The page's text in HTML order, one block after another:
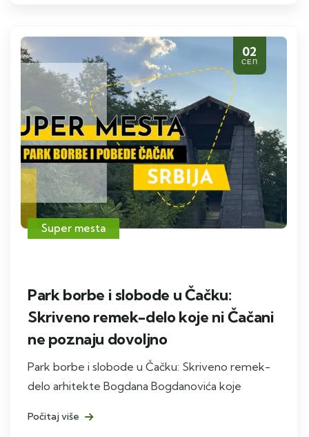
02
СЕП
Super mesta
Park borbe i slobode u Čačku:
Skriveno remek-delo koje ni Čačani
ne poznaju dovoljno
Park borbe i slobode u Čačku: Skriveno remek-
delo arhitekte Bogdana Bogdanovića koje
Počitaj više